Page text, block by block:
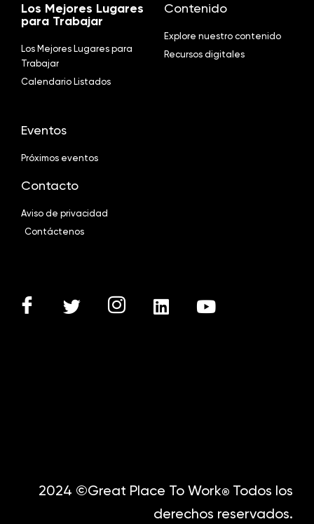
Los Mejores Lugares
para Trabajar
Los Mejores Lugares para
Trabajar
Calendario Listados
Contenido
Explore nuestro contenido
Recursos digitales
Eventos
Próximos eventos
Contacto
Aviso de privacidad
Contáctenos
2024 ©Great Place To Work® Todos los
derechos reservados.